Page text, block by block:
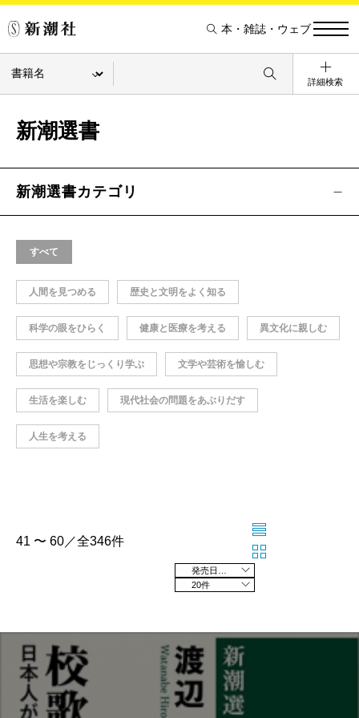
本・雑誌・ウェブ
詳細検索
新潮選書
新潮選書カテゴリ
すべて
人間を見つめる 歴史と文明をよく知る
科学の眼をひらく 健康と医療を考える 異文化に親しむ
思想や宗教をじっくり学ぶ 文学や芸術を愉しむ
生活を楽しむ 現代社会の問題をあぶりだす
人生を考える
41 〜 60／全346件
20件